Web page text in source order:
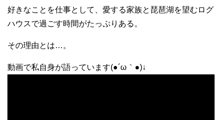
好きなことを仕事として、愛する家族と琵琶湖を望むログ
ハウスで過ごす時間がたっぷりある。
その理由とは…。
動画で私自身が語っています(●´ω｀●)↓